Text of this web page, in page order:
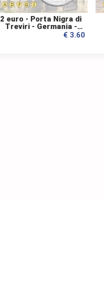
2 euro - Porta Nigra di
Treviri - Germania -
€ 3.60